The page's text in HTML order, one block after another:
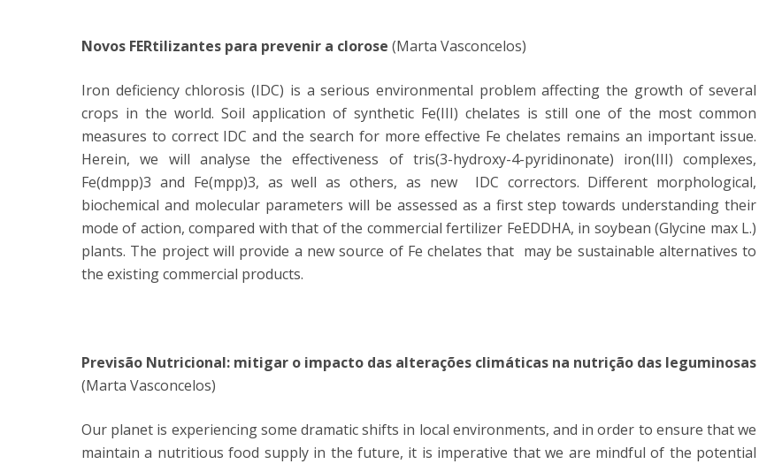
Novos FERtilizantes para prevenir a clorose (Marta Vasconcelos)
Iron deficiency chlorosis (IDC) is a serious environmental problem affecting the growth of several
crops in the world. Soil application of synthetic Fe(III) chelates is still one of the most common
measures to correct IDC and the search for more effective Fe chelates remains an important issue.
Herein, we will analyse the effectiveness of tris(3-hydroxy-4-pyridinonate) iron(III) complexes,
Fe(dmpp)3 and Fe(mpp)3, as well as others, as new IDC correctors. Different morphological,
biochemical and molecular parameters will be assessed as a first step towards understanding their
mode of action, compared with that of the commercial fertilizer FeEDDHA, in soybean (Glycine max L.)
plants. The project will provide a new source of Fe chelates that may be sustainable alternatives to
the existing commercial products.
Previsão Nutricional: mitigar o impacto das alterações climáticas na nutrição das leguminosas
(Marta Vasconcelos)
Our planet is experiencing some dramatic shifts in local environments, and in order to ensure that we
maintain a nutritious food supply in the future, it is imperative that we are mindful of the potential